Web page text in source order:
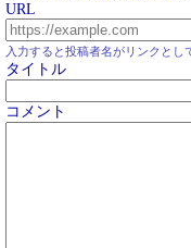
URL
入力すると投稿者名がリンクとし
タイトル
コメント